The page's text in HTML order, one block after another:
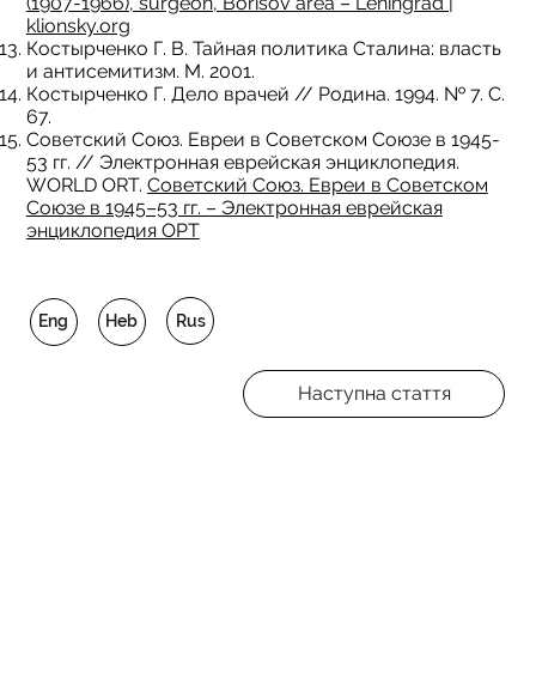
klionsky.org
Костырченко Г. В. Тайная политика Сталина: власть
и антисемитизм. М. 2001.
Костырченко Г. Дело врачей // Родина. 1994. № 7. С.
67.
Советский Союз. Евреи в Советском Союзе в 1945-
53 гг. // Электронная еврейская энциклопедия.
WORLD ORT. Советский Союз. Евреи в Советском
Союзе в 1945–53 гг. – Электронная еврейская
энциклопедия ОРТ
Heb
Eng Rus
Наступна стаття